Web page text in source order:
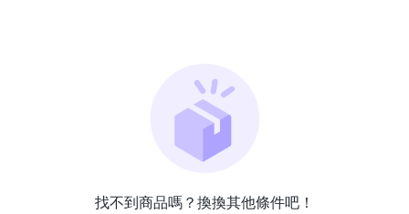
找不到商品嗎？換換其他條件吧！